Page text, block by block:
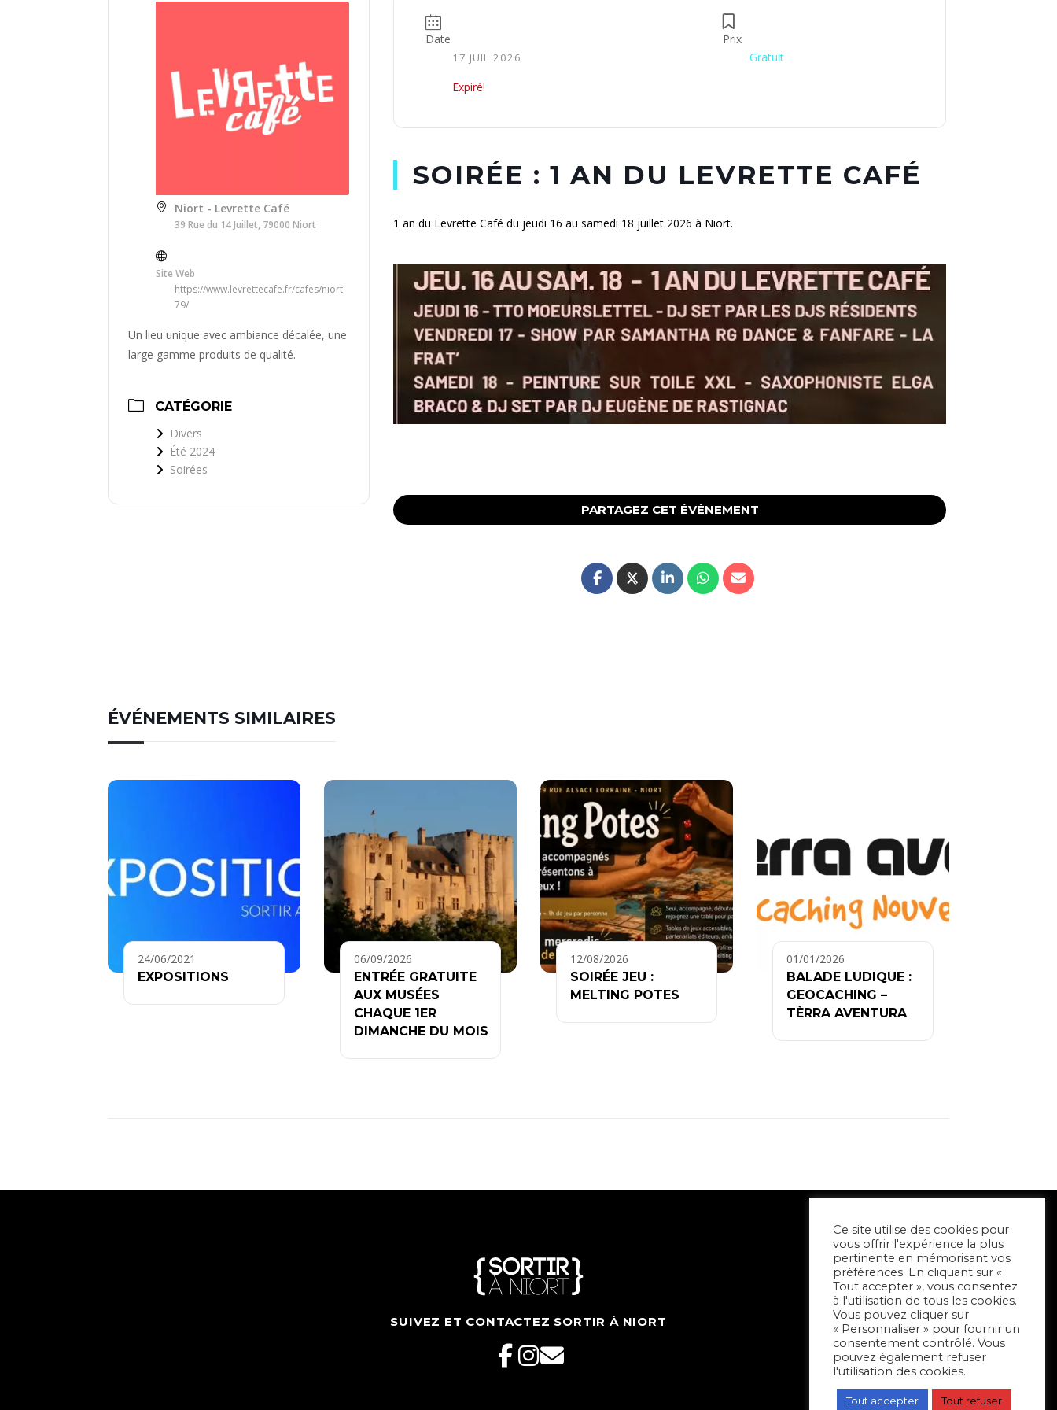
Niort - Levrette Café
39 Rue du 14 Juillet, 79000 Niort
Site Web
https://www.levrettecafe.fr/cafes/niort-
79/
Un lieu unique avec ambiance décalée, une
large gamme produits de qualité.
CATÉGORIE
Divers
Été 2024
Soirées
Date
17 JUIL 2026
Expiré!
Prix
Gratuit
SOIRÉE : 1 AN DU LEVRETTE CAFÉ
1 an du Levrette Café du jeudi 16 au samedi 18 juillet 2026 à Niort.
PARTAGEZ CET ÉVÉNEMENT
ÉVÉNEMENTS SIMILAIRES
24/06/2021
EXPOSITIONS
06/09/2026
ENTRÉE GRATUITE
AUX MUSÉES
CHAQUE 1ER
DIMANCHE DU MOIS
12/08/2026
SOIRÉE JEU :
MELTING POTES
01/01/2026
BALADE LUDIQUE :
GEOCACHING –
TÈRRA AVENTURA
SUIVEZ ET CONTACTEZ SORTIR À NIORT
Ce site utilise des cookies pour
vous offrir l'expérience la plus
pertinente en mémorisant vos
préférences. En cliquant sur «
Tout accepter », vous consentez
à l'utilisation de tous les cookies.
Vous pouvez cliquer sur
« Personnaliser » pour fournir un
consentement contrôlé. Vous
pouvez également refuser
l'utilisation des cookies.
Tout accepter Tout refuser